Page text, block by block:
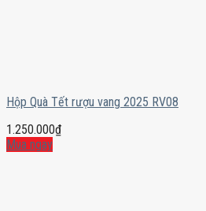
Hộp Quà Tết rượu vang 2025 RV08
1.250.000₫
Mua ngay